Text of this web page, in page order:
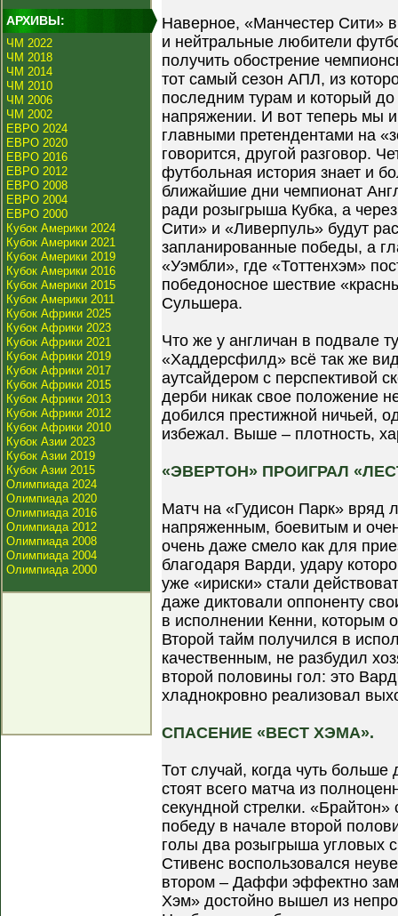
АРХИВЫ:
ЧМ 2022
ЧМ 2018
ЧМ 2014
ЧМ 2010
ЧМ 2006
ЧМ 2002
ЕВРО 2024
ЕВРО 2020
ЕВРО 2016
ЕВРО 2012
ЕВРО 2008
ЕВРО 2004
ЕВРО 2000
Кубок Америки 2024
Кубок Америки 2021
Кубок Америки 2019
Кубок Америки 2016
Кубок Америки 2015
Кубок Америки 2011
Кубок Африки 2025
Кубок Африки 2023
Кубок Африки 2021
Кубок Африки 2019
Кубок Африки 2017
Кубок Африки 2015
Кубок Африки 2013
Кубок Африки 2012
Кубок Африки 2010
Кубок Азии 2023
Кубок Азии 2019
Кубок Азии 2015
Олимпиада 2024
Олимпиада 2020
Олимпиада 2016
Олимпиада 2012
Олимпиада 2008
Олимпиада 2004
Олимпиада 2000
Наверное, «Манчестер Сити»
и нейтральные любители
получить обострение
тот самый сезон АПЛ, из
последним турам и который
напряжении. И вот теперь мы
главными претендентами на
говорится, другой разговор.
футбольная история знает и
ближайшие дни чемпионат
ради розыгрыша Кубка, а
Сити» и «Ливерпуль» будут
запланированные победы, а
«Уэмбли», где «Тоттенхэм»
победоносное шествие
Сульшера.
Что же у англичан в подвале
«Хаддерсфилд» всё так же
аутсайдером с перспективой
дерби никак свое положение
добился престижной ничьей,
избежал. Выше – плотность,
«ЭВЕРТОН» ПРОИГРАЛ
Матч на «Гудисон Парк» вряд
напряженным, боевитым и
очень даже смело как для
благодаря Варди, удару
уже «ириски» стали
даже диктовали оппоненту
в исполнении Кенни, которым
Второй тайм получился в
качественным, не разбудил
второй половины гол: это
хладнокровно реализовал
СПАСЕНИЕ «ВЕСТ ХЭМА».
Тот случай, когда чуть
стоят всего матча из
секундной стрелки.
победу в начале второй
голы два розыгрыша угловых
Стивенс воспользовался
втором – Даффи эффектно
Хэм» достойно вышел из